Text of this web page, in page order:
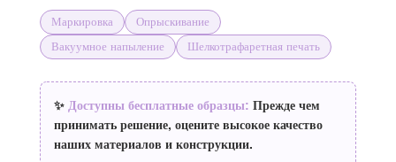
Маркировка
Опрыскивание
Вакуумное напыление
Шелкотрафаретная печать
✨ Доступны бесплатные образцы: Прежде чем
принимать решение, оцените высокое качество
наших материалов и конструкции.